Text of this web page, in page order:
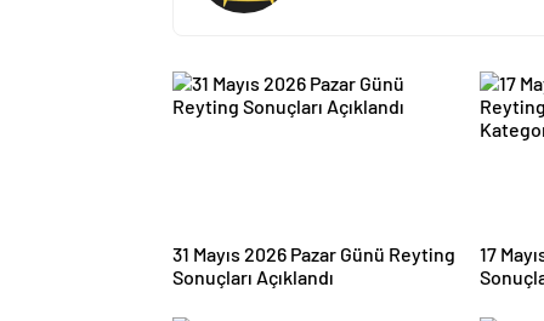
31 Mayıs 2026 Pazar Günü Reyting
Sonuçları Açıklandı
17